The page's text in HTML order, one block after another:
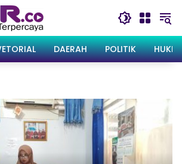
DAERAH POLITIK